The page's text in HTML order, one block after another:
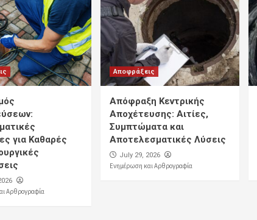
για Καθαρές
Αρθρογραφία
Αποφράξεις
Απόφραξη Κεντρικής
Αποχέτευσης: Αιτίες,
Συμπτώματα και
Αποτελεσματικές Λύσεις
July 29, 2026
Ενημέρωση και Αρθρογραφία